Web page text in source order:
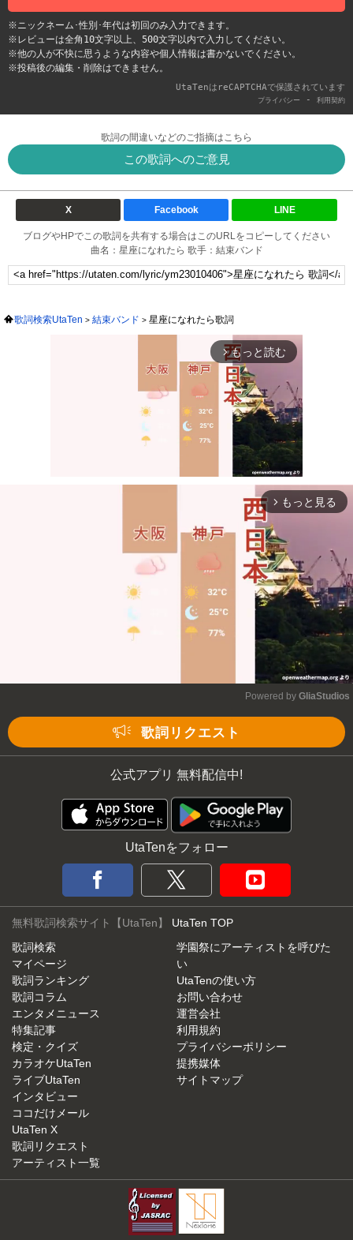
※ニックネーム･性別･年代は初回のみ入力できます。
※レビューは全角10文字以上、500文字以内で入力してください。
※他の人が不快に思うような内容や個人情報は書かないでください。
※投稿後の編集・削除はできません。
UtaTenはreCAPTCHAで保護されています
プライバシー - 利用契約
歌詞の間違いなどのご指摘はこちら
この歌詞へのご意見
X Facebook LINE
ブログやHPでこの歌詞を共有する場合はこのURLをコピーしてください
曲名：星座になれたら 歌手：結束バンド
歌詞検索UtaTen 結束バンド 星座になれたら歌詞
arrow_forward_ios もっと読む
Mute
arrow_forward_ios もっと見る
Powered by GliaStudios
歌詞リクエスト
公式アプリ 無料配信中!
UtaTenをフォロー
無料歌詞検索サイト【UtaTen】 UtaTen TOP
歌詞検索
マイページ
歌詞ランキング
歌詞コラム
エンタメニュース
特集記事
検定・クイズ
カラオケUtaTen
ライブUtaTen
インタビュー
ココだけメール
UtaTen X
歌詞リクエスト
アーティスト一覧
学園祭にアーティストを呼びた
い
UtaTenの使い方
お問い合わせ
運営会社
利用規約
プライバシーポリシー
提携媒体
サイトマップ